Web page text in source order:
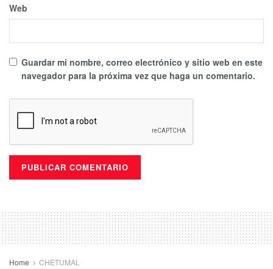
Web
Guardar mi nombre, correo electrónico y sitio web en este
navegador para la próxima vez que haga un comentario.
Home CHETUMAL